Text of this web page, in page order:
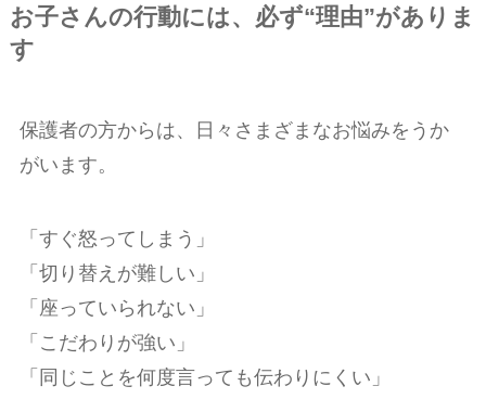
お子さんの行動には、必ず“理由”がありま
す
保護者の方からは、日々さまざまなお悩みをうか
がいます。
「すぐ怒ってしまう」
「切り替えが難しい」
「座っていられない」
「こだわりが強い」
「同じことを何度言っても伝わりにくい」